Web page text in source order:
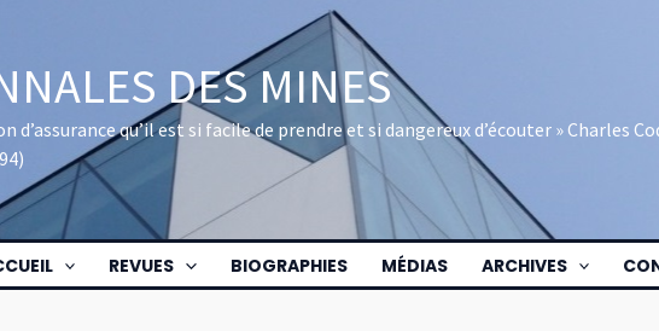
DES MINES
d’assurance qu’il est si facile de prendre et si dangereux d’écouter » Charles
REVUES BIOGRAPHIES MÉDIAS ARCHIVES